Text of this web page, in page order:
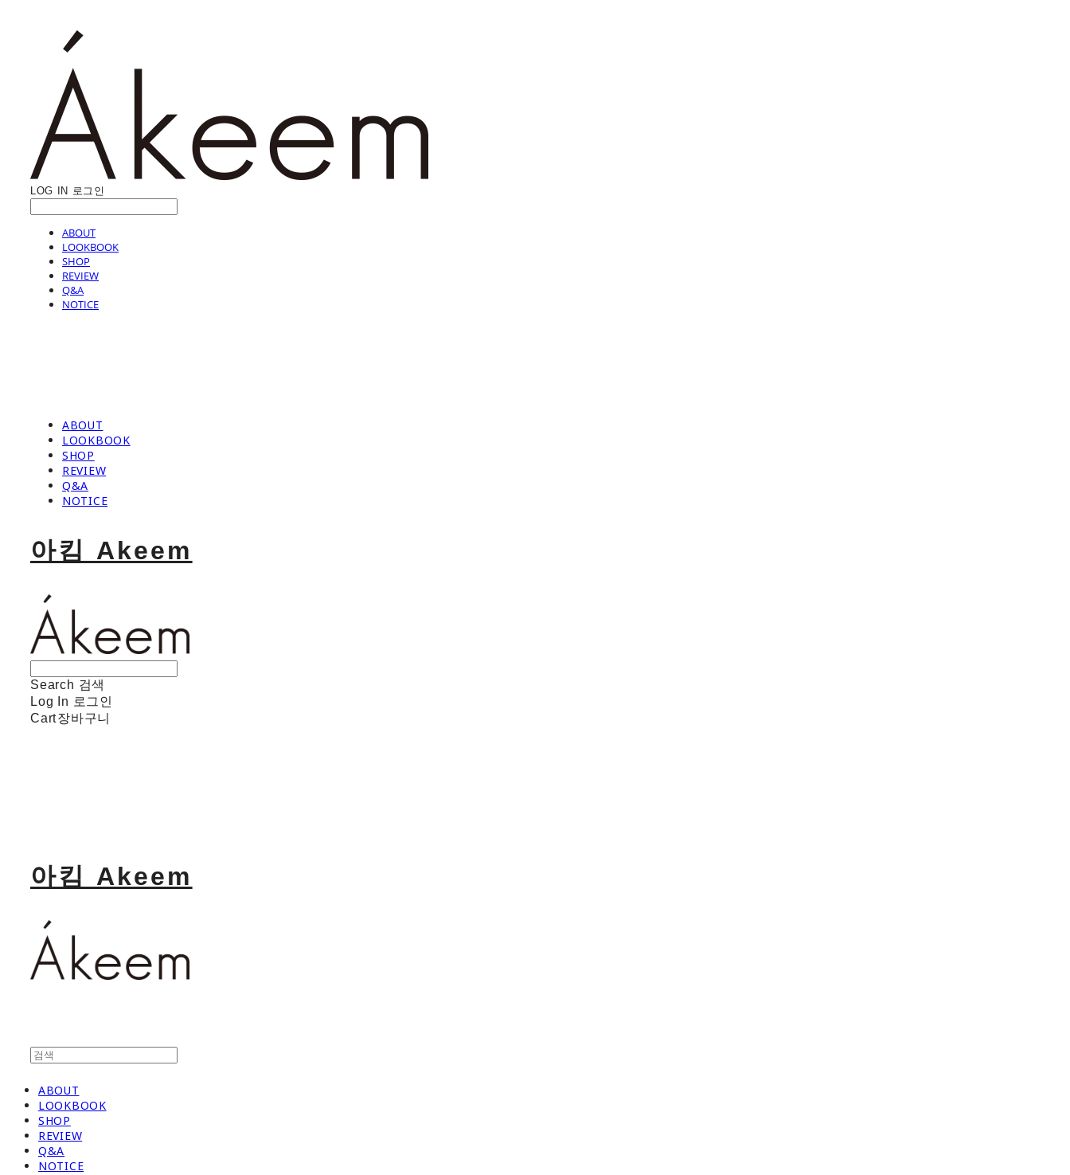
LOG IN 로그인
ABOUT
LOOKBOOK
SHOP
REVIEW
Q&A
NOTICE
ABOUT
LOOKBOOK
SHOP
REVIEW
Q&A
NOTICE
아킴 Akeem
Search 검색
Log In 로그인
Cart장바구니
아킴 Akeem
ABOUT
LOOKBOOK
SHOP
REVIEW
Q&A
NOTICE